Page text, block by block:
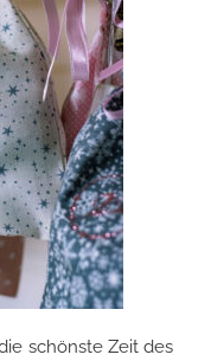
schönste Zeit des